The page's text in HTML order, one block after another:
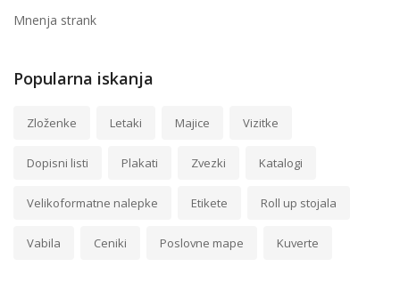
Mnenja strank
Popularna iskanja
Zloženke Letaki Majice Vizitke
Dopisni listi Plakati Zvezki Katalogi
Velikoformatne nalepke Etikete Roll up stojala
Vabila Ceniki Poslovne mape Kuverte